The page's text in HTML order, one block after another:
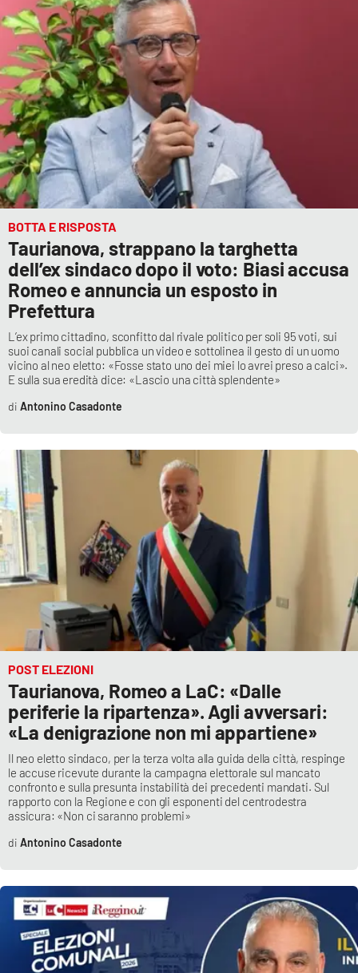
BOTTA E RISPOSTA
Taurianova, strappano la targhetta
dell’ex sindaco dopo il voto: Biasi accusa
Romeo e annuncia un esposto in
Prefettura
L’ex primo cittadino, sconfitto dal rivale politico per soli 95 voti, sui
suoi canali social pubblica un video e sottolinea il gesto di un uomo
vicino al neo eletto: «Fosse stato uno dei miei lo avrei preso a calci».
E sulla sua eredità dice: «Lascio una città splendente»
Antonino Casadonte
POST ELEZIONI
Taurianova, Romeo a LaC: «Dalle
periferie la ripartenza». Agli avversari:
«La denigrazione non mi appartiene»
Il neo eletto sindaco, per la terza volta alla guida della città, respinge
le accuse ricevute durante la campagna elettorale sul mancato
confronto e sulla presunta instabilità dei precedenti mandati. Sul
rapporto con la Regione e con gli esponenti del centrodestra
assicura: «Non ci saranno problemi»
Antonino Casadonte